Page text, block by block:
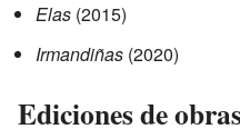
Elas (2015)
Irmandiñas (2020)
Ediciones de